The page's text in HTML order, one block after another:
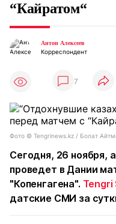
“Кайратом“
Антон Алексеев
Корреспондент
7
Фото ©️ Tengrinews.kz / Болат
Сегодня, 26 ноября,
проведет в Дании
"Копенгагена". Tengri
датские СМИ за